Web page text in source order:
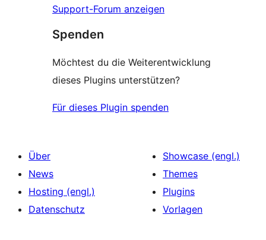
Support-Forum anzeigen
Spenden
Möchtest du die Weiterentwicklung
dieses Plugins unterstützen?
Für dieses Plugin spenden
Über
News
Hosting (engl.)
Datenschutz
Showcase (engl.)
Themes
Plugins
Vorlagen